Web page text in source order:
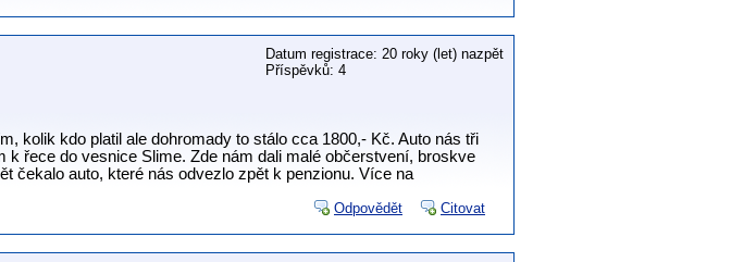
Datum registrace: 20 roky (let) nazpět
Příspěvků: 4
kolik kdo platil ale dohromady to stálo cca 1800,- Kč. Auto nás tři
řece do vesnice Slime. Zde nám dali malé občerstvení, broskve
čekalo auto, které nás odvezlo zpět k penzionu. Více na
Odpovědět Citovat